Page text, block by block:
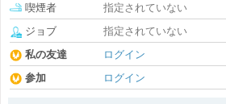
喫煙者
指定されていない
ジョブ
指定されていない
私の友達
ログイン
参加
ログイン